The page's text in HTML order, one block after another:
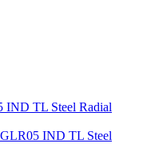
IND TL Steel